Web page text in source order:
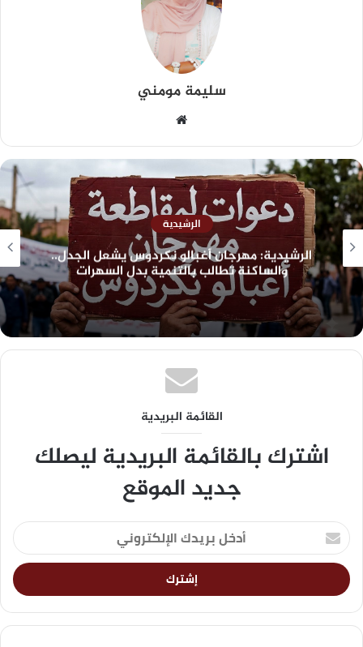
سليمة مومني
الرشيدية
الرشيدية: مهرجان أغبالو نكردوس يشعل الجدل..
والساكنة تطالب بالتنمية بدل السهرات
القائمة البريدية
اشترك بالقائمة البريدية ليصلك
جديد الموقع